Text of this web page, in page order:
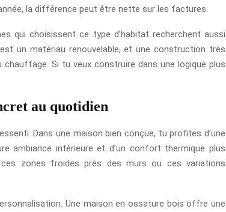
la différence peut être nette sur les factures.
qui choisissent ce type d’habitat recherchent aussi
un matériau renouvelable, et une construction très
chauffage. Si tu veux construire dans une logique plus
au quotidien
Dans une maison bien conçue, tu profites d’une
ambiance intérieure et d’un confort thermique plus
zones froides près des murs ou ces variations
Une maison en ossature bois offre une